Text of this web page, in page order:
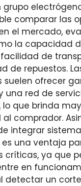
grupo
comparar las
el mercado,
la capacidad
de
de repuestos.
suelen ofrecer
una red de
lo que brinda
comprador.
integrar
una ventaja
críticas, ya que
en
detectar un